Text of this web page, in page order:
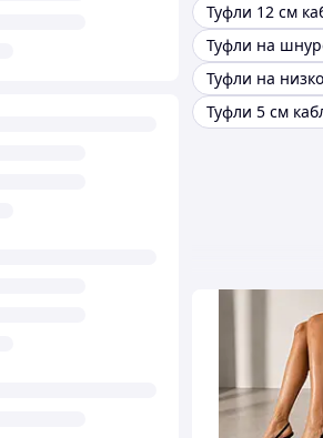
Туфли 12 см
Туфли на
Туфли 5 см